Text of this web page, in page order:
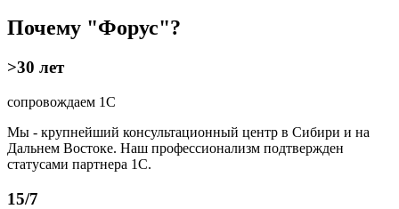
Почему "Форус"?
>30 лет
сопровождаем 1С
Мы - крупнейший консульта­ционный центр в Сибири и на
Дальнем Востоке. Наш про­фессиона­лизм подтвержден
статусами партнера 1С.
15/7